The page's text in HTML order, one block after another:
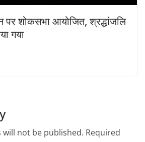
पर शोकसभा आयोजित, श्रद्धांजलि
गया
will not be published. Required